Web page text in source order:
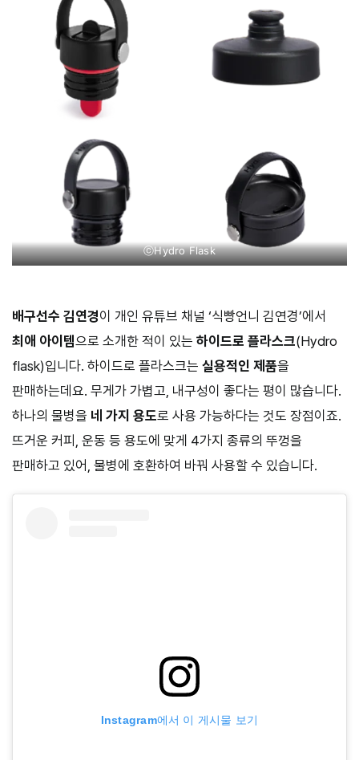
ⓒHydro Flask
배구선수 김연경이 개인 유튜브 채널 ‘식빵언니 김연경’에서
최애 아이템으로 소개한 적이 있는 하이드로 플라스크(Hydro
flask)입니다. 하이드로 플라스크는 실용적인 제품을
판매하는데요. 무게가 가볍고, 내구성이 좋다는 평이 많습니다.
하나의 물병을 네 가지 용도로 사용 가능하다는 것도 장점이죠.
뜨거운 커피, 운동 등 용도에 맞게 4가지 종류의 뚜껑을
판매하고 있어, 물병에 호환하여 바꿔 사용할 수 있습니다.
Instagram에서 이 게시물 보기